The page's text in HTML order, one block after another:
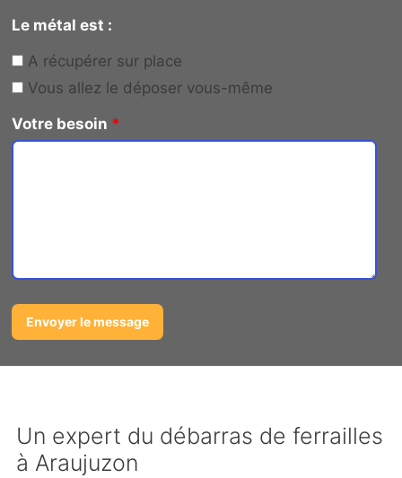
Le métal est :
A récupérer sur place
Vous allez le déposer vous-même
Votre besoin *
Un expert du débarras de ferrailles
à Araujuzon